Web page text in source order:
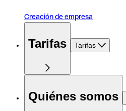
Creación de empresa
Tarifas Tarifas
Quiénes somos